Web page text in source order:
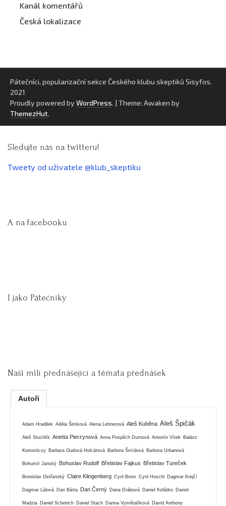
Kanál komentářů
Česká lokalizace
Pátečníci, popularizační sekce Českého klubu skeptiků Sisyfos.
2021
Proudly powered by WordPress. | Theme: Awaken by
ThemezHut.
Sledujte nás na twitteru!
Tweety od uživatele @klub_skeptiku
A na facebooku
I jako Pátečníky
Naši milí přednášející a témata přednášek
Autoři
Adam Hradilek Adéla Šimková Alena Lehnerová Aleš Kuběna Aleš Špičák
Aleš Stuchlík Anetta Pierzynová Anna Pospěch Durnová Antonín Vítek Balász
Komoróczy Barbara Oudová Holcátová Barbora Šmídová Barbora Urbanová
Bohumír Janský Bohuslav Rudolf Břetislav Fajkus Břetislav Tureček
Bronislav Ostřanský Claire Klingenberg Cyril Brom Cyril Hoschl Dagmar Krejčí
Dagmar Lálová Dan Bárta Dan Černý Dana Drábová Daniel Koťátko Daniel
Madzia Daniel Scheirich Daniel Stach Darina Vymětalíková David Anthony